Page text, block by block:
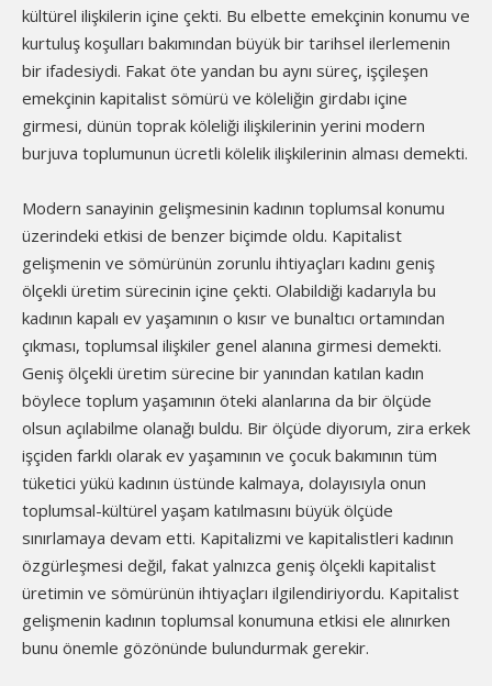
kültürel ilişkilerin içine çekti. Bu elbette emekçinin konumu ve
kurtuluş koşulları bakımından büyük bir tarihsel ilerlemenin
bir ifadesiydi. Fakat öte yandan bu aynı süreç, işçileşen
emekçinin kapitalist sömürü ve köleliğin girdabı içine
girmesi, dünün toprak köleliği ilişkilerinin yerini modern
burjuva toplumunun ücretli kölelik ilişkilerinin alması demekti.
Modern sanayinin gelişmesinin kadının toplumsal konumu
üzerindeki etkisi de benzer biçimde oldu. Kapitalist
gelişmenin ve sömürünün zorunlu ihtiyaçları kadını geniş
ölçekli üretim sürecinin içine çekti. Olabildiği kadarıyla bu
kadının kapalı ev yaşamının o kısır ve bunaltıcı ortamından
çıkması, toplumsal ilişkiler genel alanına girmesi demekti.
Geniş ölçekli üretim sürecine bir yanından katılan kadın
böylece toplum yaşamının öteki alanlarına da bir ölçüde
olsun açılabilme olanağı buldu. Bir ölçüde diyorum, zira erkek
işçiden farklı olarak ev yaşamının ve çocuk bakımının tüm
tüketici yükü kadının üstünde kalmaya, dolayısıyla onun
toplumsal-kültürel yaşam katılmasını büyük ölçüde
sınırlamaya devam etti. Kapitalizmi ve kapitalistleri kadının
özgürleşmesi değil, fakat yalnızca geniş ölçekli kapitalist
üretimin ve sömürünün ihtiyaçları ilgilendiriyordu. Kapitalist
gelişmenin kadının toplumsal konumuna etkisi ele alınırken
bunu önemle gözönünde bulundurmak gerekir.